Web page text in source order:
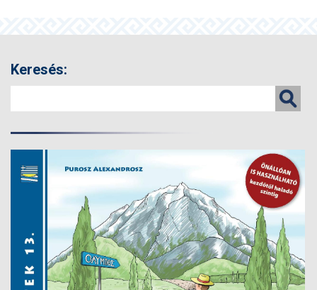
Keresés: